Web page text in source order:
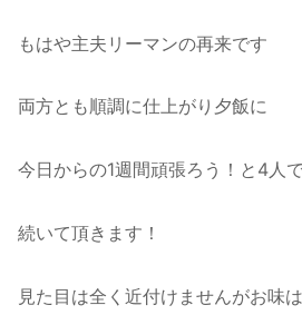
もはや主夫リーマンの再来です
両方とも順調に仕上がり夕飯に
今日からの1週間頑張ろう！と4人
続いて頂きます！
見た目は全く近付けませんがお味